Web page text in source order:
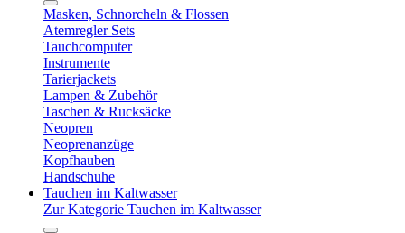
Masken, Schnorcheln & Flossen
Atemregler Sets
Tauchcomputer
Instrumente
Tarierjackets
Lampen & Zubehör
Taschen & Rucksäcke
Neopren
Neoprenanzüge
Kopfhauben
Handschuhe
Tauchen im Kaltwasser
Zur Kategorie Tauchen im Kaltwasser